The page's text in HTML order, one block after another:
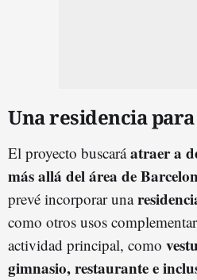
Una residencia
El proyecto buscaráatraer a
más allá del área de
prevé incorporar una
como otros usos
actividad principal, como
gimnasio, restaurante e